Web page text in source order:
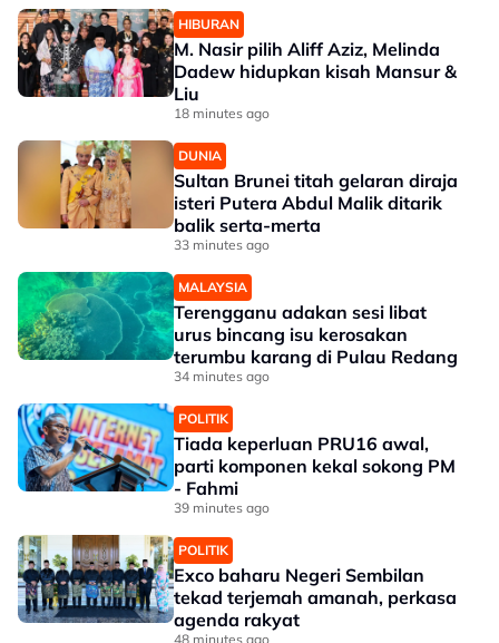
HIBURAN
M. Nasir pilih Aliff Aziz, Melinda
Dadew hidupkan kisah Mansur &
Liu
18 minutes ago
DUNIA
Sultan Brunei titah gelaran diraja
isteri Putera Abdul Malik ditarik
balik serta-merta
33 minutes ago
MALAYSIA
Terengganu adakan sesi libat
urus bincang isu kerosakan
terumbu karang di Pulau Redang
34 minutes ago
POLITIK
Tiada keperluan PRU16 awal,
parti komponen kekal sokong PM
- Fahmi
39 minutes ago
POLITIK
Exco baharu Negeri Sembilan
tekad terjemah amanah, perkasa
agenda rakyat
48 minutes ago